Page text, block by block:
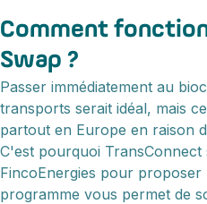
Comment
Swap ?
Passer immédiatement au
transports serait idéal, mais
partout en Europe en raison
C'est pourquoi TransConnect
FincoEnergies pour proposer
programme vous permet de